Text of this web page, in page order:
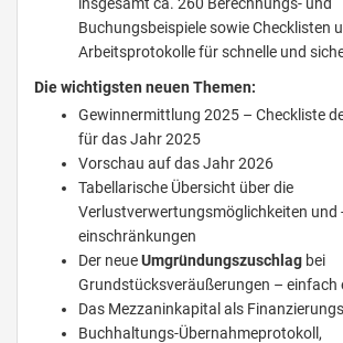
Buchungsbeispiele sowie Checklisten
Arbeitsprotokolle für schnelle und
Die wichtigsten neuen Themen:
Gewinnermittlung 2025 – Checkliste
für das Jahr 2025
Vorschau auf das Jahr 2026
Tabellarische Übersicht über die
Verlustverwertungsmöglichkeiten und
einschränkungen
Der neueUmgründungszuschlag bei
Grundstücksveräußerungen – einfach
Das Mezzaninkapital als
Buchhaltungs-Übernahmeprotokoll,